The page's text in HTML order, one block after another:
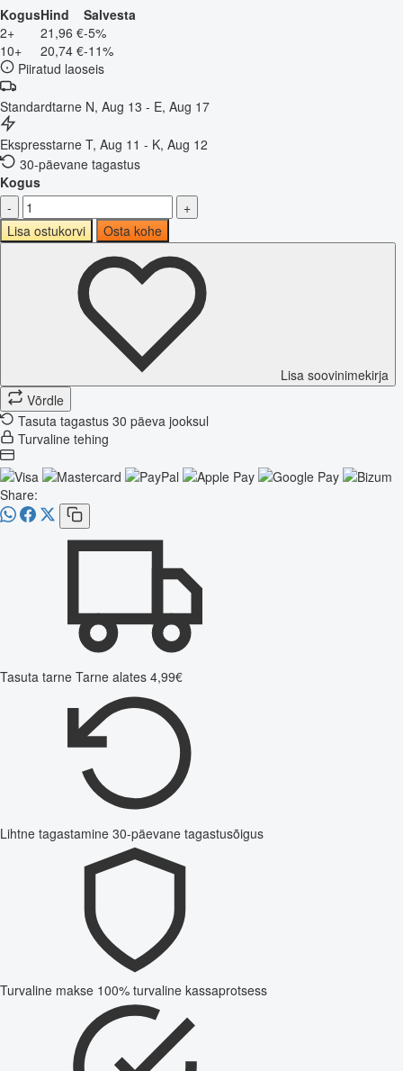
KogusHind
Salvesta
2+
21,96 €-5%
10+
20,74 €-11%
Piiratud laoseis
Standardtarne N, Aug 13 - E, Aug 17
Ekspresstarne T, Aug 11 - K, Aug 12
30-päevane tagastus
Kogus
-
+
Lisa ostukorvi
Osta kohe
Lisa soovinimekirja
Võrdle
Tasuta tagastus 30 päeva jooksul
Turvaline tehing
Share:
Tasuta tarne Tarne alates 4,99€
Lihtne tagastamine 30-päevane tagastusõigus
Turvaline makse 100% turvaline kassaprotsess